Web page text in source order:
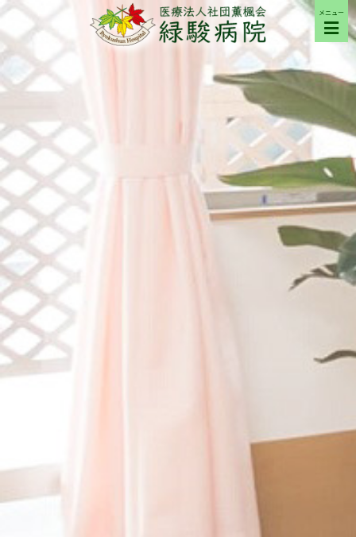
メニュー
ご来院の方へ
病院について
部門紹介
採用希望の方へ
交通アクセス